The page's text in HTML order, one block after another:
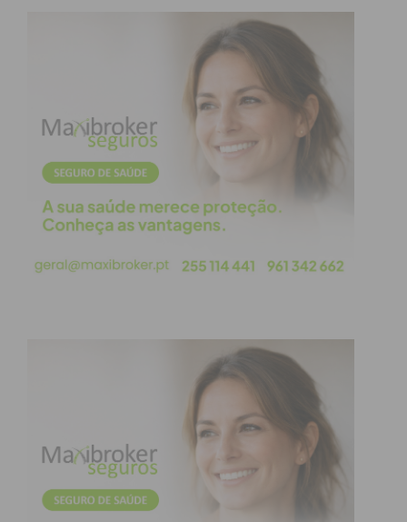
Solidariedade, realizado no passado dia 29 de maio,
A Rede Nacional de Municípios Amigos da
Juventude integra atualmente mais de 200
municípios, afirmando-se como a maior plataforma
nacional de cooperação entre o movimento
associativo juvenil e o poder local, promovendo
políticas de juventude mais eficazes, inovadoras e
sustentáveis.
Imediato
Assine nossa newsletter por e-mail e
obtenha de forma regular a informação
atualizada.